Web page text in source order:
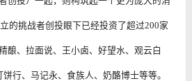
的挑战者创投眼下已经投资了超过200家
酿、拉面说、王小卤、好望水、观云白
行、马记永、食族人、奶酪博士等等。